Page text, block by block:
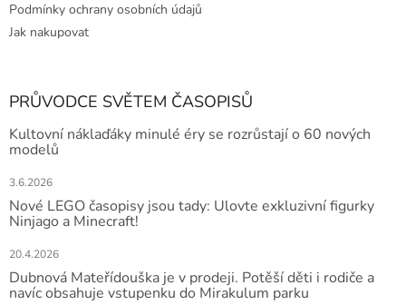
Podmínky ochrany osobních údajů
Jak nakupovat
PRŮVODCE SVĚTEM ČASOPISŮ
Kultovní náklaďáky minulé éry se rozrůstají o 60 nových
modelů
3.6.2026
Nové LEGO časopisy jsou tady: Ulovte exkluzivní figurky
Ninjago a Minecraft!
20.4.2026
Dubnová Mateřídouška je v prodeji. Potěší děti i rodiče a
navíc obsahuje vstupenku do Mirakulum parku